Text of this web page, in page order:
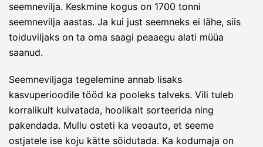
seemnevilja. Keskmine kogus on 1700 tonni
seemnevilja aastas. Ja kui just seemneks ei lähe, siis
toiduviljaks on ta oma saagi peaaegu alati müüa
saanud.
Seemneviljaga tegelemine annab lisaks
kasvuperioodile tööd ka pooleks talveks. Vili tuleb
korralikult kuivatada, hoolikalt sorteerida ning
pakendada. Mullu osteti ka veoauto, et seeme
ostjatele ise koju kätte sõidutada. Ka kodumaja on